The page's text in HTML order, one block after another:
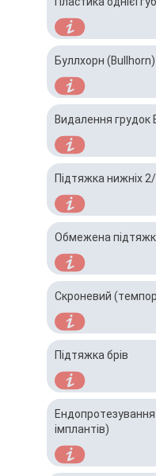
Буллхорн (Bullhorn)
Видалення грудок
Підтяжка нижніх
Обмежена
Скроневий
Підтяжка брів
Ендопротезування
імплантів)